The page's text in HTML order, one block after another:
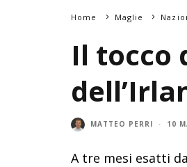
Home Maglie
Il tocco
MATTEO PERRI · 10
A tre mesi esatti